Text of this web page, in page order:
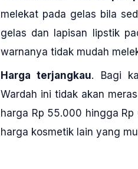
melekat pada gelas bila
gelas dan lapisan lipstik
warnanya tidak mudah
Harga terjangkau. Bagi
Wardah ini tidak akan
harga Rp 55.000 hingga
harga kosmetik lain yang